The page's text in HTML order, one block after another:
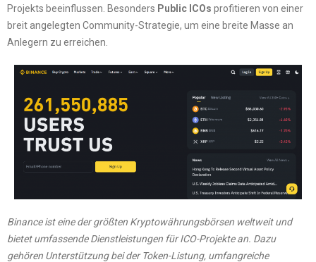
Projekts beeinflussen. Besonders Public ICOs profitieren von einer
breit angelegten Community-Strategie, um eine breite Masse an
Anlegern zu erreichen.
Binance ist eine der größten Kryptowährungsbörsen weltweit und
bietet umfassende Dienstleistungen für ICO-Projekte an. Dazu
gehören Unterstützung bei der Token-Listung, umfangreiche